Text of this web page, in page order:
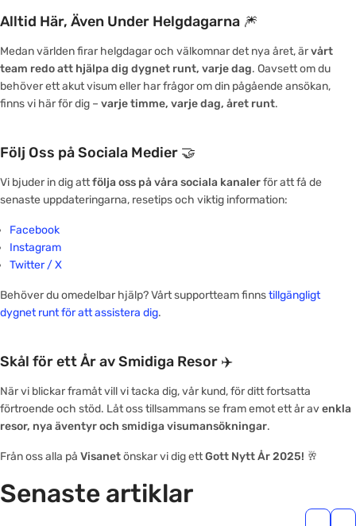
Alltid Här, Även Under Helgdagarna 🎆
Medan världen firar helgdagar och välkomnar det nya året, ärvårt
team redo att hjälpa dig dygnet runt, varje dag. Oavsett om du
behöver ett akut visum eller har frågor om din pågående ansökan,
finns vi här för dig – varje timme, varje dag, året runt.
Följ Oss på Sociala Medier 🤝
Vi bjuder in dig attfölja oss på våra sociala kanalerför att få de
senaste uppdateringarna, resetips och viktig information:
Facebook
Instagram
Twitter / X
Behöver du omedelbar hjälp? Vårt supportteam finnstillgängligt
dygnet runt för att assistera dig.
Skål för ett År av Smidiga Resor ✈️
När vi blickar framåt vill vi tacka dig, vår kund, för ditt fortsatta
förtroende och stöd. Låt oss tillsammans se fram emot ett år avenkla
resor, nya äventyr och smidiga visumansökningar.
Från oss alla på Visanetönskar vi dig ettGott Nytt År 2025! 🥂
Senaste artiklar